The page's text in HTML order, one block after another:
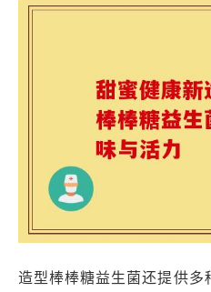
造型棒棒糖益生菌还提供多